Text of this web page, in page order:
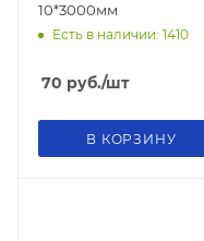
10*3000мм
Есть в наличии: 1410
70 руб./шт
В КОРЗИНУ